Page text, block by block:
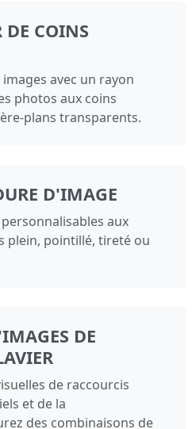
DE COINS
avec un rayon
photos aux coins
plans transparents.
D'IMAGE
aux
plein, pointillé, tireté ou
DE
de raccourcis
et de la
des combinaisons de